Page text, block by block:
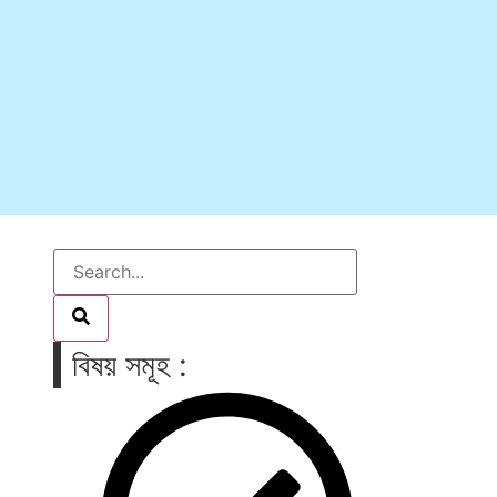
বিষয় সমূহ :